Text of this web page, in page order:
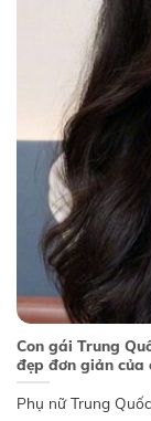
Con gái Trung
đẹp đơn giản của
Phụ nữ Trung